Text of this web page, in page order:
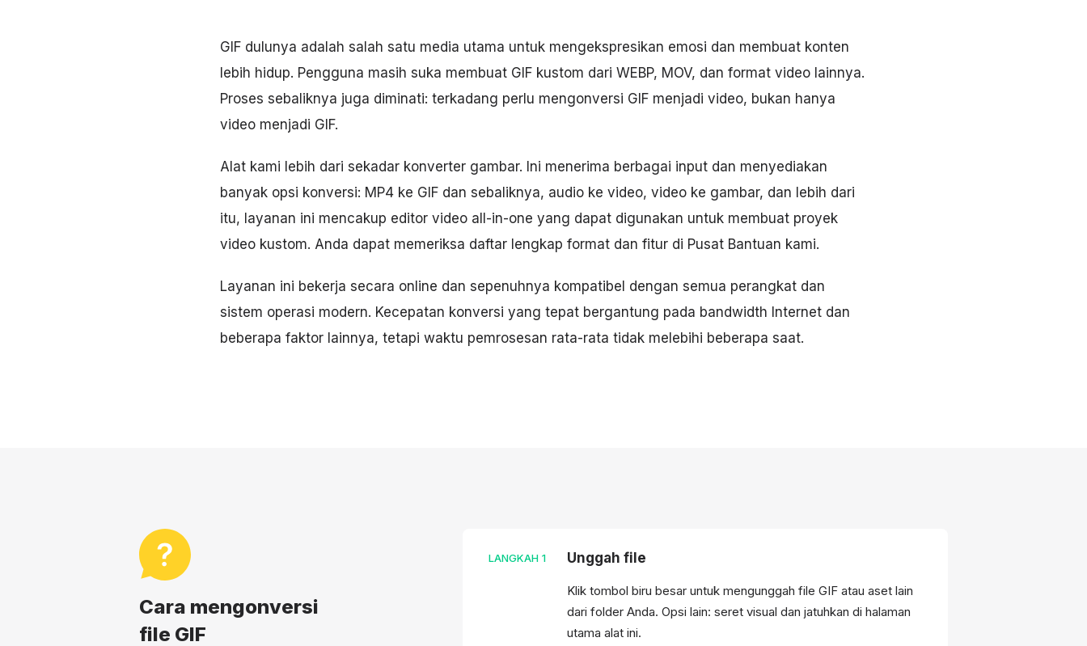
GIF dulunya adalah salah satu media utama untuk mengekspresikan emosi dan membuat konten
lebih hidup. Pengguna masih suka membuat GIF kustom dari WEBP, MOV, dan format video lainnya.
Proses sebaliknya juga diminati: terkadang perlu mengonversi GIF menjadi video, bukan hanya
video menjadi GIF.
Alat kami lebih dari sekadar konverter gambar. Ini menerima berbagai input dan menyediakan
banyak opsi konversi: MP4 ke GIF dan sebaliknya, audio ke video, video ke gambar, dan lebih dari
itu, layanan ini mencakup editor video all-in-one yang dapat digunakan untuk membuat proyek
video kustom. Anda dapat memeriksa daftar lengkap format dan fitur di Pusat Bantuan kami.
Layanan ini bekerja secara online dan sepenuhnya kompatibel dengan semua perangkat dan
sistem operasi modern. Kecepatan konversi yang tepat bergantung pada bandwidth Internet dan
beberapa faktor lainnya, tetapi waktu pemrosesan rata-rata tidak melebihi beberapa saat.
Cara mengonversi
file GIF
LANGKAH 1 Unggah file
Klik tombol biru besar untuk mengunggah file GIF atau aset lain
dari folder Anda. Opsi lain: seret visual dan jatuhkan di halaman
utama alat ini.